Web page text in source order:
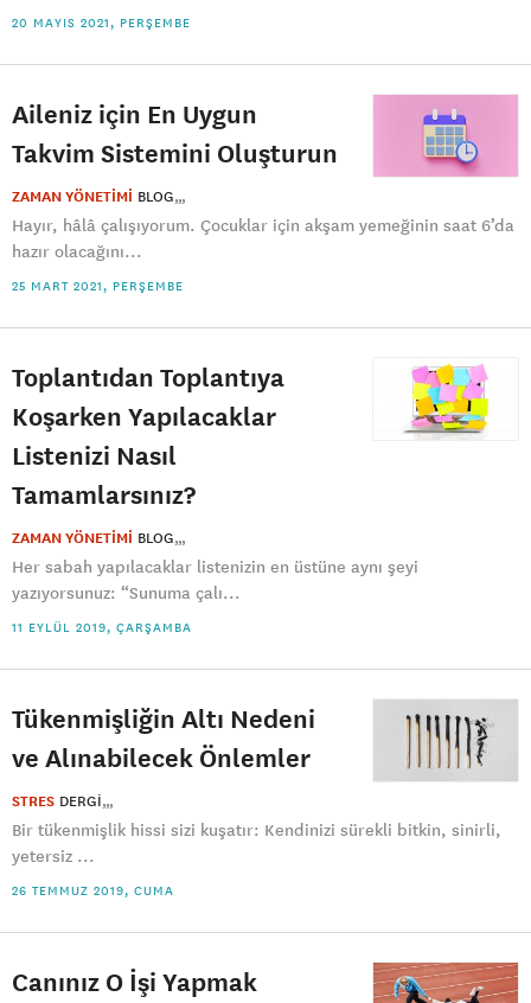
20 MAYIS 2021, PERŞEMBE
Aileniz için En Uygun
Takvim Sistemini Oluşturun
ZAMAN YÖNETİMİ BLOG
Hayır, hâlâ çalışıyorum. Çocuklar için akşam yemeğinin saat 6’da
hazır olacağını...
25 MART 2021, PERŞEMBE
Toplantıdan Toplantıya
Koşarken Yapılacaklar
Listenizi Nasıl
Tamamlarsınız?
ZAMAN YÖNETİMİ BLOG
Her sabah yapılacaklar listenizin en üstüne aynı şeyi
yazıyorsunuz: “Sunuma çalı...
11 EYLÜL 2019, ÇARŞAMBA
Tükenmişliğin Altı Nedeni
ve Alınabilecek Önlemler
STRES DERGI
Bir tükenmişlik hissi sizi kuşatır: Kendinizi sürekli bitkin, sinirli,
yetersiz ...
26 TEMMUZ 2019, CUMA
Canınız O İşi Yapmak